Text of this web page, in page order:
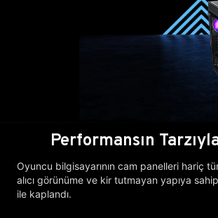
Performansın
Oyuncu bilgisayarının cam panelleri hariç
alıcı görünüme ve kir tutmayan yapıya sahip,
ile kaplandı.